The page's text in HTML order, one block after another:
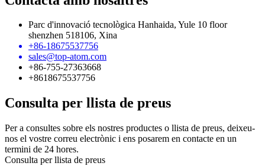
Parc d'innovació tecnològica Hanhaida, Yule 10 floor
shenzhen 518106, Xina
+86-18675537756
sales@top-atom.com
+86-755-27363668
+8618675537756
Consulta per llista de preus
Per a consultes sobre els nostres productes o llista de preus, deixeu-
nos el vostre correu electrònic i ens posarem en contacte en un
termini de 24 hores.
Consulta per llista de preus